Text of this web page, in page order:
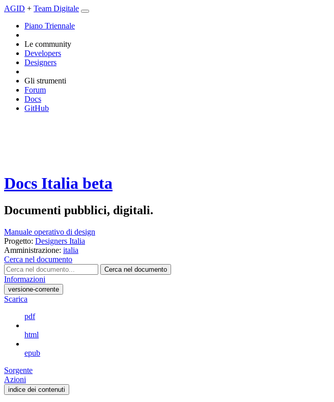
AGID + Team Digitale
Piano Triennale
Le community
Developers
Designers
Gli strumenti
Forum
Docs
GitHub
Docs Italia beta
Documenti pubblici, digitali.
Manuale operativo di design
Progetto: Designers Italia
Amministrazione: italia
Cerca nel documento
Cerca nel documento
Informazioni
versione-corrente
Scarica
pdf
html
epub
Sorgente
Azioni
indice dei contenuti